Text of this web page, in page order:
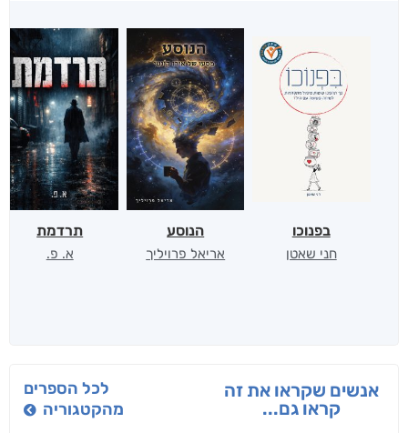
בפנוכו
חני שאטן
הנוסע
אריאל פרויליך
תרדמת
א. פ.
אנשים שקראו את זה
קראו גם...
לכל הספרים
מהקטגוריה